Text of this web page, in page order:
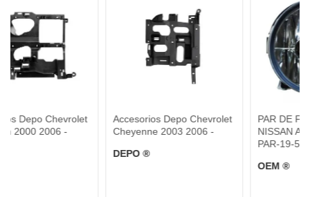
-
Accesorios Depo Chevrolet
Cheyenne 2003 2006 -
PAR DE FARO DE
NISSAN ARMADA -
PAR-19-5721-00-1A -